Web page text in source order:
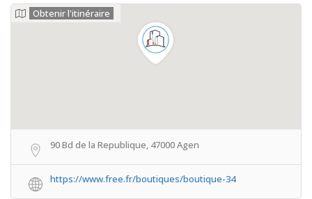
Obtenir l'itinéraire
90 Bd de la Republique, 47000 Agen
https://www.free.fr/boutiques/boutique-34